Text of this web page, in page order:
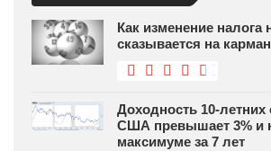
Как изменение налога
сказывается на
Доходность 10-летних
США превышает 3% и
максимуме за 7 лет